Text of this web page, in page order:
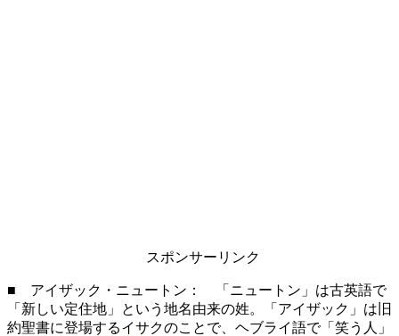
スポンサーリンク
■ アイザック・ニュートン： 「ニュートン」は古英語で
「新しい定住地」という地名由来の姓。「アイザック」は旧
約聖書に登場するイサクのことで、ヘブライ語で「笑う人」